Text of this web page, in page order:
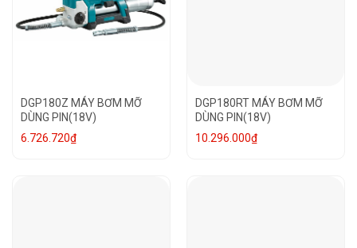
DGP180Z MÁY BƠM MỠ
DÙNG PIN(18V)
6.726.720₫
DGP180RT MÁY BƠM MỠ
DÙNG PIN(18V)
10.296.000₫